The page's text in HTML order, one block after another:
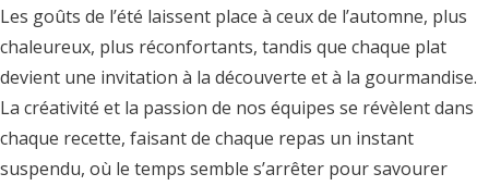
Les goûts de l’été laissent place à ceux de l’automne, plus
chaleureux, plus réconfortants, tandis que chaque plat
devient une invitation à la découverte et à la gourmandise.
La créativité et la passion de nos équipes se révèlent dans
chaque recette, faisant de chaque repas un instant
suspendu, où le temps semble s’arrêter pour savourer